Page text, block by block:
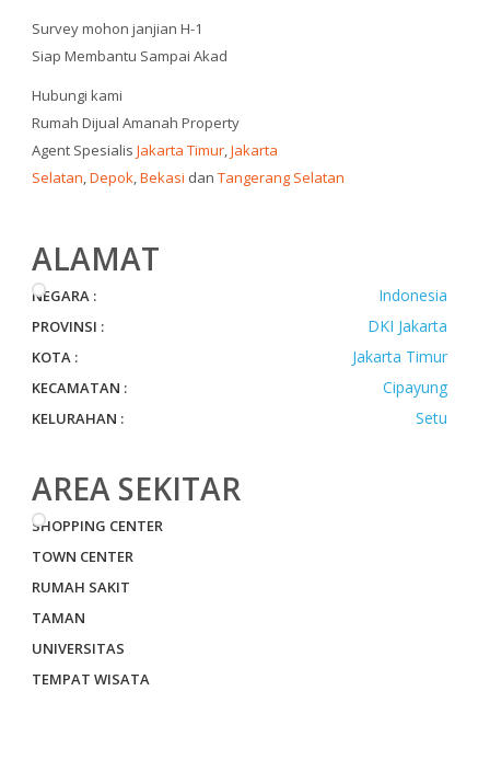
Survey mohon janjian H-1
Siap Membantu Sampai Akad
Hubungi kami
Rumah Dijual Amanah Property
Agent Spesialis Jakarta Timur,Jakarta
Selatan,Depok,Bekasi dan Tangerang Selatan
ALAMAT
NEGARA : Indonesia
PROVINSI : DKI Jakarta
KOTA : Jakarta Timur
KECAMATAN : Cipayung
KELURAHAN : Setu
AREA SEKITAR
SHOPPING CENTER
TOWN CENTER
RUMAH SAKIT
TAMAN
UNIVERSITAS
TEMPAT WISATA